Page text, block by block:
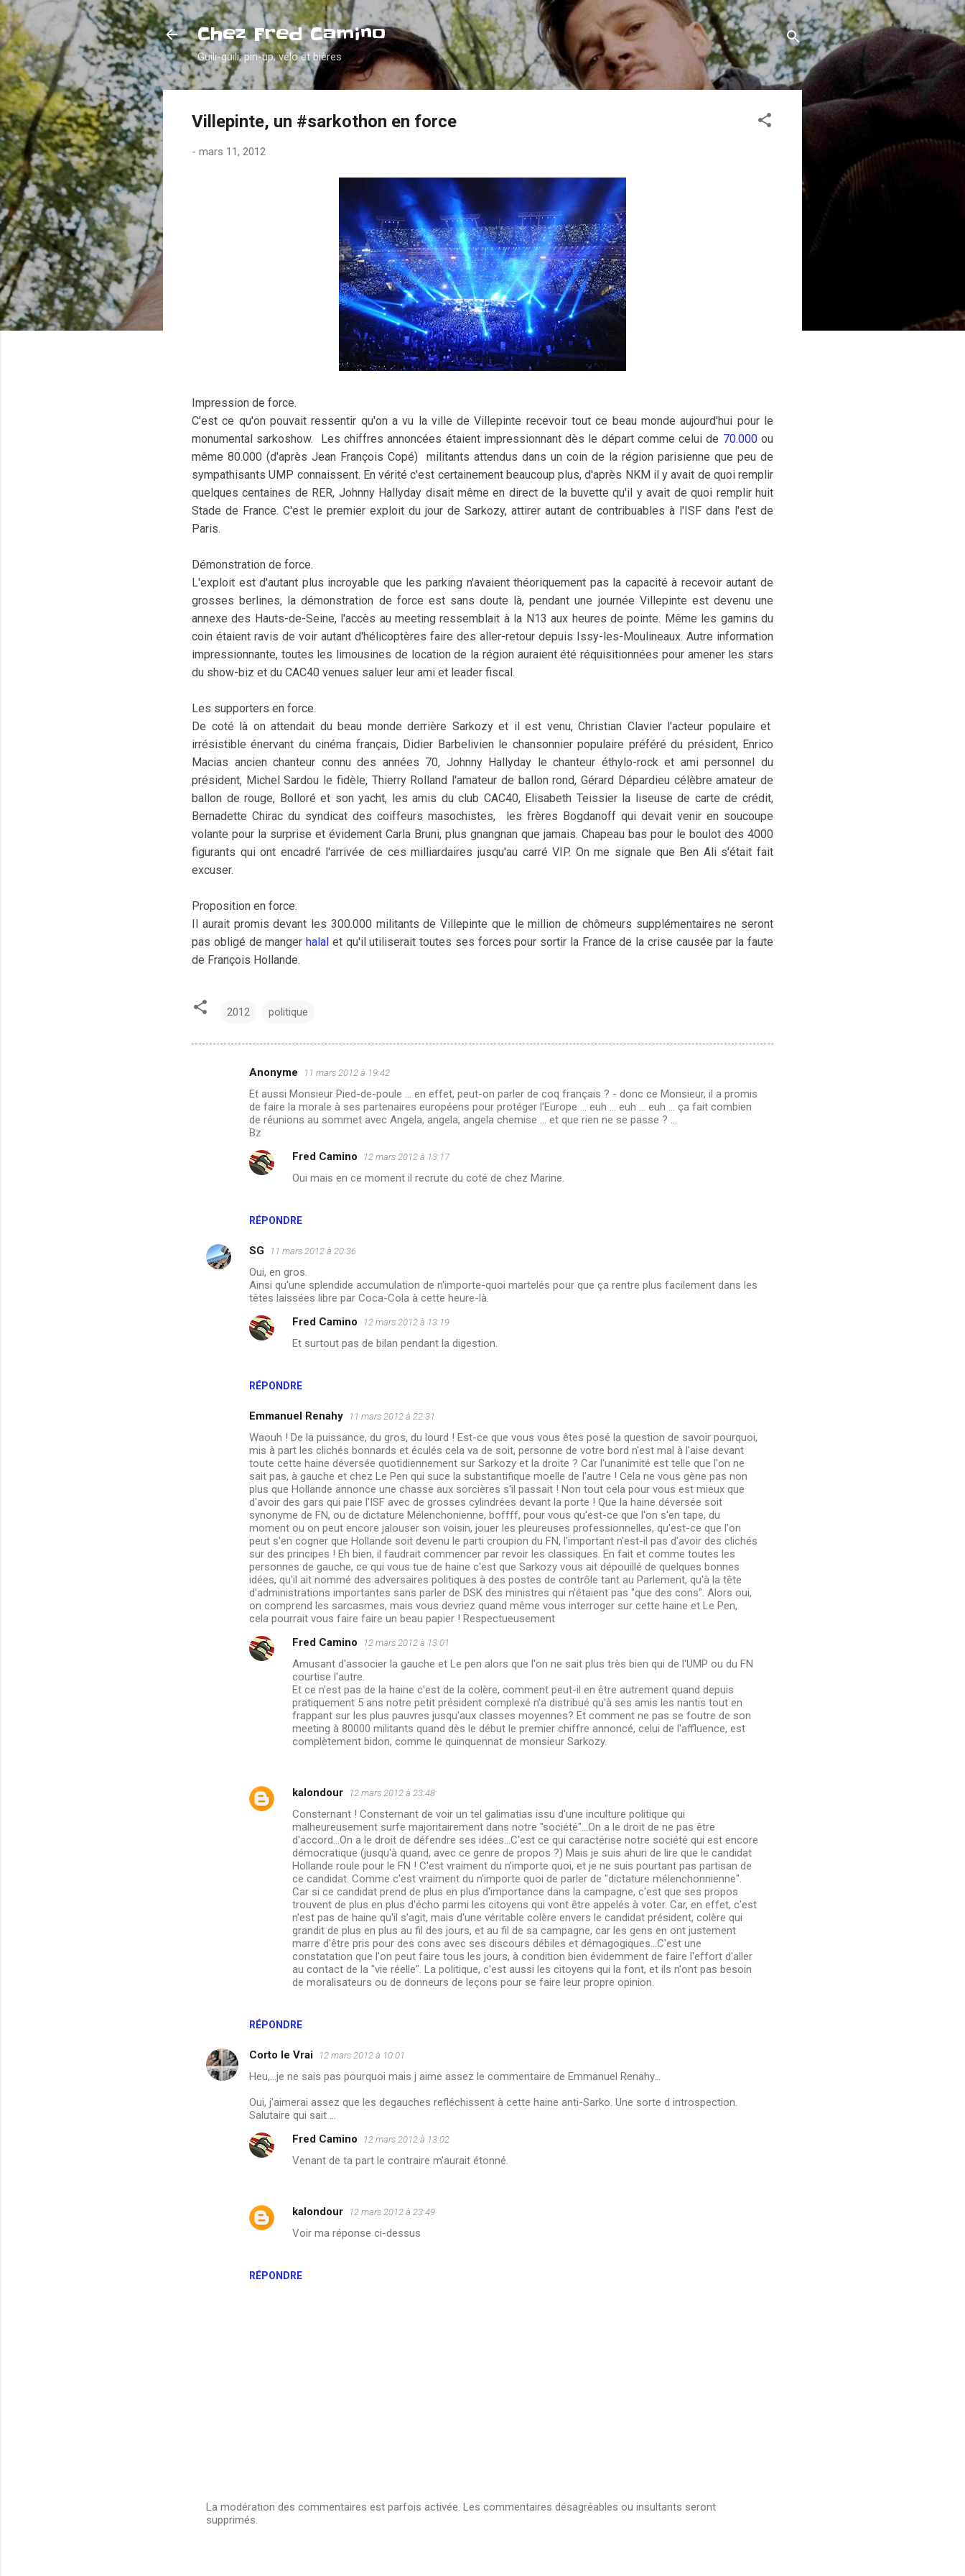
Accéder au contenu principal
Chez Fred Camino
Guili-guili, pin-up, vélo et bières
Villepinte, un #sarkothon en force
- mars 11, 2012
Impression de force.
C'est ce qu'on pouvait ressentir qu'on a vu la ville de Villepinte recevoir tout ce beau monde aujourd'hui pour le
monumental sarkoshow. Les chiffres annoncées étaient impressionnant dès le départ comme celui de 70.000ou
même 80.000 (d'après Jean François Copé) militants attendus dans un coin de la région parisienne que peu de
sympathisants UMP connaissent. En vérité c'est certainement beaucoup plus, d'après NKM il y avait de quoi remplir
quelques centaines de RER, Johnny Hallyday disait même en direct de la buvette qu'il y avait de quoi remplir huit
Stade de France. C'est le premier exploit du jour de Sarkozy, attirer autant de contribuables à l'ISF dans l'est de
Paris.
Démonstration de force.
L'exploit est d'autant plus incroyable que les parking n'avaient théoriquement pas la capacité à recevoir autant de
grosses berlines, la démonstration de force est sans doute là, pendant une journée Villepinte est devenu une
annexe des Hauts-de-Seine, l'accès au meeting ressemblait à la N13 aux heures de pointe. Même les gamins du
coin étaient ravis de voir autant d'hélicoptères faire des aller-retour depuis Issy-les-Moulineaux. Autre information
impressionnante, toutes les limousines de location de la région auraient été réquisitionnées pour amener les stars
du show-biz et du CAC40 venues saluer leur ami et leader fiscal.
Les supporters en force.
De coté là on attendait du beau monde derrière Sarkozy et il est venu, Christian Clavier l'acteur populaire et
irrésistible énervant du cinéma français, Didier Barbelivien le chansonnier populaire préféré du président, Enrico
Macias ancien chanteur connu des années 70, Johnny Hallyday le chanteur éthylo-rock et ami personnel du
président, Michel Sardou le fidèle, Thierry Rolland l'amateur de ballon rond, Gérard Dépardieu célèbre amateur de
ballon de rouge, Bolloré et son yacht, les amis du club CAC40, Elisabeth Teissier la liseuse de carte de crédit,
Bernadette Chirac du syndicat des coiffeurs masochistes, les frères Bogdanoff qui devait venir en soucoupe
volante pour la surprise et évidement Carla Bruni, plus gnangnan que jamais. Chapeau bas pour le boulot des 4000
figurants qui ont encadré l'arrivée de ces milliardaires jusqu'au carré VIP. On me signale que Ben Ali s'était fait
excuser.
Proposition en force.
Il aurait promis devant les 300.000 militants de Villepinte que le million de chômeurs supplémentaires ne seront
pas obligé de mangerhalal et qu'il utiliserait toutes ses forces pour sortir la France de la crise causée par la faute
de François Hollande.
2012 politique
r
Anonyme 11 mars 2012 à 19:42
Et aussi Monsieur Pied-de-poule ... en effet, peut-on parler de coq français ? - donc ce Monsieur, il a promis
de faire la morale à ses partenaires européens pour protéger l'Europe ... euh ... euh ... euh ... ça fait combien
de réunions au sommet avec Angela, angela, angela chemise ... et que rien ne se passe ? ...
Bz
RÉPONDRE
Fred Camino 12 mars 2012 à 13:17
Oui mais en ce moment il recrute du coté de chez Marine.
SG 11 mars 2012 à 20:36
Oui, en gros.
Ainsi qu'une splendide accumulation de n'importe-quoi martelés pour que ça rentre plus facilement dans les
têtes laissées libre par Coca-Cola à cette heure-là.
RÉPONDRE
Fred Camino 12 mars 2012 à 13:19
Et surtout pas de bilan pendant la digestion.
Emmanuel Renahy 11 mars 2012 à 22:31
Waouh ! De la puissance, du gros, du lourd ! Est-ce que vous vous êtes posé la question de savoir pourquoi,
mis à part les clichés bonnards et éculés cela va de soit, personne de votre bord n'est mal à l'aise devant
toute cette haine déversée quotidiennement sur Sarkozy et la droite ? Car l'unanimité est telle que l'on ne
sait pas, à gauche et chez Le Pen qui suce la substantifique moelle de l'autre ! Cela ne vous gène pas non
plus que Hollande annonce une chasse aux sorcières s'il passait ! Non tout cela pour vous est mieux que
d'avoir des gars qui paie l'ISF avec de grosses cylindrées devant la porte ! Que la haine déversée soit
synonyme de FN, ou de dictature Mélenchonienne, boffff, pour vous qu'est-ce que l'on s'en tape, du
moment ou on peut encore jalouser son voisin, jouer les pleureuses professionnelles, qu'est-ce que l'on
peut s'en cogner que Hollande soit devenu le parti croupion du FN, l'important n'est-il pas d'avoir des clichés
sur des principes ! Eh bien, il faudrait commencer par revoir les classiques. En fait et comme toutes les
personnes de gauche, ce qui vous tue de haine c'est que Sarkozy vous ait dépouillé de quelques bonnes
idées, qu'il ait nommé des adversaires politiques à des postes de contrôle tant au Parlement, qu'à la tête
d'administrations importantes sans parler de DSK des ministres qui n'étaient pas "que des cons". Alors oui,
on comprend les sarcasmes, mais vous devriez quand même vous interroger sur cette haine et Le Pen,
cela pourrait vous faire faire un beau papier ! Respectueusement
RÉPONDRE
Fred Camino 12 mars 2012 à 13:01
Amusant d'associer la gauche et Le pen alors que l'on ne sait plus très bien qui de l'UMP ou du FN
courtise l'autre.
Et ce n'est pas de la haine c'est de la colère, comment peut-il en être autrement quand depuis
pratiquement 5 ans notre petit président complexé n'a distribué qu'à ses amis les nantis tout en
frappant sur les plus pauvres jusqu'aux classes moyennes? Et comment ne pas se foutre de son
meeting à 80000 militants quand dès le début le premier chiffre annoncé, celui de l'affluence, est
complètement bidon, comme le quinquennat de monsieur Sarkozy.
kalondour 12 mars 2012 à 23:48
Consternant ! Consternant de voir un tel galimatias issu d'une inculture politique qui
malheureusement surfe majoritairement dans notre "société"...On a le droit de ne pas être
d'accord...On a le droit de défendre ses idées...C'est ce qui caractérise notre société qui est encore
démocratique (jusqu'à quand, avec ce genre de propos ?) Mais je suis ahuri de lire que le candidat
Hollande roule pour le FN ! C'est vraiment du n'importe quoi, et je ne suis pourtant pas partisan de
ce candidat. Comme c'est vraiment du n'importe quoi de parler de "dictature mélenchonnienne".
Car si ce candidat prend de plus en plus d'importance dans la campagne, c'est que ses propos
trouvent de plus en plus d'écho parmi les citoyens qui vont être appelés à voter. Car, en effet, c'est
n'est pas de haine qu'il s'agit, mais d'une véritable colère envers le candidat président, colère qui
grandit de plus en plus au fil des jours, et au fil de sa campagne, car les gens en ont justement
marre d'être pris pour des cons avec ses discours débiles et démagogiques...C'est une
constatation que l'on peut faire tous les jours, à condition bien évidemment de faire l'effort d'aller
au contact de la "vie réelle". La politique, c'est aussi les citoyens qui la font, et ils n'ont pas besoin
de moralisateurs ou de donneurs de leçons pour se faire leur propre opinion.
Corto le Vrai 12 mars 2012 à 10:01
Heu,...je ne sais pas pourquoi mais j aime assez le commentaire de Emmanuel Renahy...
Oui, j'aimerai assez que les degauches refléchissent à cette haine anti-Sarko. Une sorte d introspection.
Salutaire qui sait ...
RÉPONDRE
Fred Camino 12 mars 2012 à 13:02
Venant de ta part le contraire m'aurait étonné.
kalondour 12 mars 2012 à 23:49
Voir ma réponse ci-dessus
E
La modération des commentaires est parfois activée. Les commentaires désagréables ou insultants seront
supprimés.